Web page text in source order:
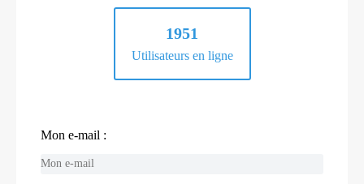
1951
Utilisateurs en ligne
Mon e-mail :